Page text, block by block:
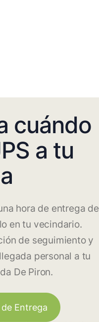
cuándo
a tu
hora de entrega de
en tu vecindario.
de seguimiento y
personal a tu
De Piron.
Entrega